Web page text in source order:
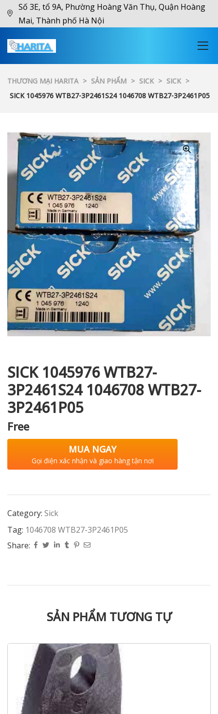
Số 3E, tổ 9A, Phường Hoàng Văn Thụ, Quận Hoàng
Mai, Thành phố Hà Nội
THƯƠNG MẠI HARITA > SẢN PHẨM > SICK > SICK >
SICK 1045976 WTB27-3P2461S24 1046708 WTB27-3P2461P05
SICK 1045976 WTB27-
3P2461S24 1046708 WTB27-
3P2461P05
Free
MUA NGAY
Gọi điện xác nhận và giao hàng tận nơi
Category: Sick
Tag: 1046708 WTB27-3P2461P05
Share:
SẢN PHẨM TƯƠNG TỰ
XNK